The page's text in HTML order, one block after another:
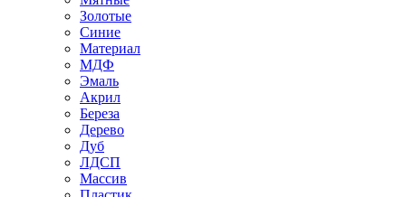
Золотые
Синие
Материал
МДФ
Эмаль
Акрил
Береза
Дерево
Дуб
ЛДСП
Массив